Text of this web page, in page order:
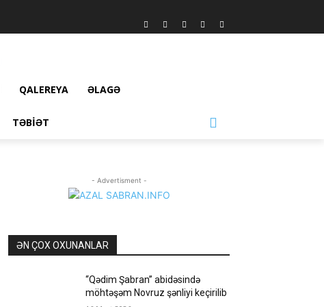
QALEREYA ƏLAGƏ
TƏBIƏT
- Advertisment -
ƏN ÇOX OXUNANLAR
“Qədim Şabran” abidəsində
möhtəşəm Novruz şənliyi keçirilib